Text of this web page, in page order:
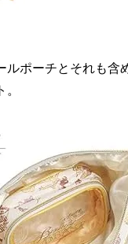
ルポーチとそれも含